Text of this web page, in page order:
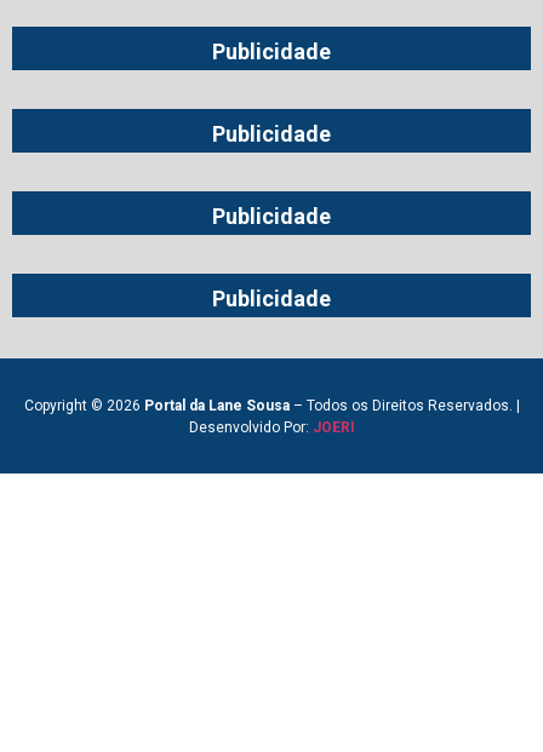
Publicidade
Publicidade
Publicidade
Publicidade
Copyright © 2026 Portal da Lane Sousa– Todos os Direitos Reservados. |
Desenvolvido Por: JOERI